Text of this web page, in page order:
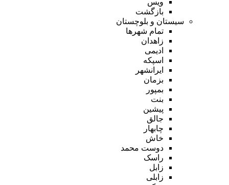
بازگشت
سیستان و بلوچستان
تمام شهر‌ها
زاهدان
ادیمی
اسپکه
ایرانشهر
بزمان
بمپور
بنت
پیشین
جالق
چابهار
خاش
دوست محمد
راسک
زابل
زابلی